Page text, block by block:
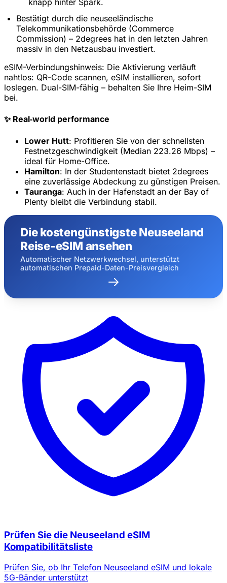
knapp hinter Spark.
Bestätigt durch die neuseeländische
Telekommunikationsbehörde (Commerce
Commission) – 2degrees hat in den letzten Jahren
massiv in den Netzausbau investiert.
eSIM-Verbindungshinweis: Die Aktivierung verläuft
nahtlos: QR-Code scannen, eSIM installieren, sofort
loslegen. Dual-SIM-fähig – behalten Sie Ihre Heim-SIM
bei.
✨ Real‑world performance
Lower Hutt: Profitieren Sie von der schnellsten
Festnetzgeschwindigkeit (Median 223.26 Mbps) –
ideal für Home-Office.
Hamilton: In der Studentenstadt bietet 2degrees
eine zuverlässige Abdeckung zu günstigen Preisen.
Tauranga: Auch in der Hafenstadt an der Bay of
Plenty bleibt die Verbindung stabil.
Die kostengünstigste Neuseeland
Reise-eSIM ansehen
Automatischer Netzwerkwechsel, unterstützt
automatischen Prepaid-Daten-Preisvergleich
Prüfen Sie die Neuseeland eSIM
Kompatibilitätsliste
Prüfen Sie, ob Ihr Telefon Neuseeland eSIM und lokale
5G-Bänder unterstützt
20% Rabatt für Neukunden
Heute eingelöst
919
Verbleibend
5
Abbrechen Jetzt einlösen